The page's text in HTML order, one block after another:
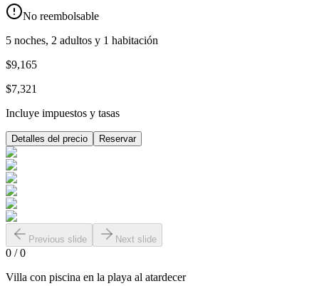
No reembolsable
5 noches, 2 adultos y 1 habitación
$9,165
$7,321
Incluye impuestos y tasas
Detalles del precio Reservar
Previous slide Next slide
0 /0
Villa con piscina en la playa al atardecer